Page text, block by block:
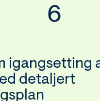
6
igangsetting
detaljert